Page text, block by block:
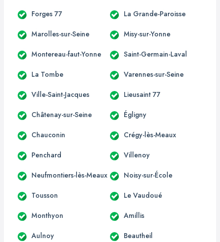
Forges 77 La Grande-Paroisse
Marolles-sur-Seine Misy-sur-Yonne
Montereau-faut-Yonne Saint-Germain-Laval
La Tombe Varennes-sur-Seine
Ville-Saint-Jacques Lieusaint 77
Châtenay-sur-Seine Égligny
Chauconin Crégy-lès-Meaux
Penchard Villenoy
Neufmontiers-lès-Meaux Noisy-sur-École
Tousson Le Vaudoué
Monthyon Amillis
Aulnoy Beautheil